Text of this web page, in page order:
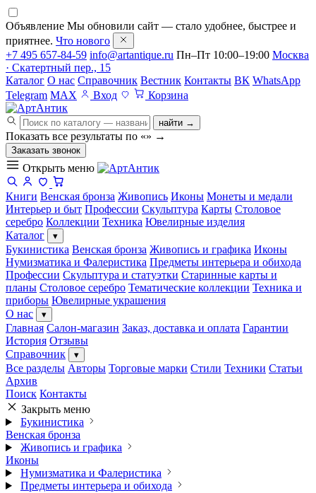
Объявление Мы обновили сайт — стало удобнее, быстрее и
приятнее. Что нового
+7 495 657-84-59 info@artantique.ru Пн–Пт 10:00–19:00 Москва
· Скатертный пер., 15
Каталог О нас Справочник Вестник Контакты ВК WhatsApp
Telegram MAX Вход Корзина
найти →
Показать все результаты по «» →
Заказать звонок
Открыть меню
Книги Венская бронза Живопись Иконы Монеты и медали
Интерьер и быт Профессии Скульптура Карты Столовое
серебро Коллекции Техника Ювелирные изделия
Каталог
▾
Букинистика Венская бронза Живопись и графика Иконы
Нумизматика и Фалеристика Предметы интерьера и обихода
Профессии Скульптура и статуэтки Старинные карты и
планы Столовое серебро Тематические коллекции Техника и
приборы Ювелирные украшения
О нас
▾
Главная Салон-магазин Заказ, доставка и оплата Гарантии
История Отзывы
Справочник
▾
Все разделы Авторы Торговые марки Стили Техники Статьи
Архив
Поиск Контакты
Закрыть меню
Букинистика
Венская бронза
Живопись и графика
Иконы
Нумизматика и Фалеристика
Предметы интерьера и обихода